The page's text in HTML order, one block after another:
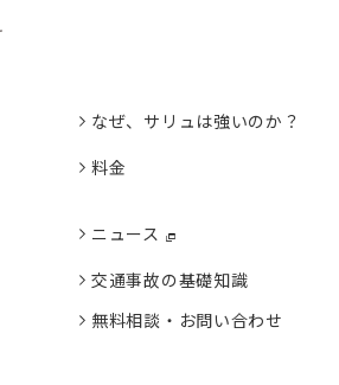
なぜ、サリュは強いのか？
料金
ニュース
交通事故の基礎知識
無料相談・お問い合わせ